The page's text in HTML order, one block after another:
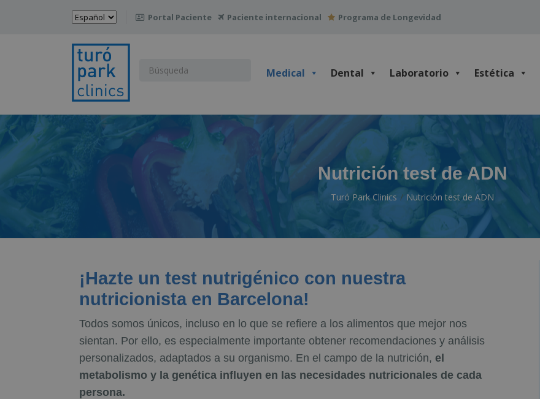
Elegir
 Portal Paciente Paciente internacional Programa de Longevidad
Buscar: Medical Dental Laboratorio Estética
Nutrición test de ADN
Turó Park Clinics Nutrición test de ADN
¡Hazte un test nutrigénico con nuestra
nutricionista en Barcelona!
Todos somos únicos, incluso en lo que se refiere a los alimentos que mejor nos
sientan. Por ello, es especialmente importante obtener recomendaciones y análisis
personalizados, adaptados a su organismo. En el campo de la nutrición, el
metabolismo y la genética influyen en las necesidades nutricionales de cada
persona.